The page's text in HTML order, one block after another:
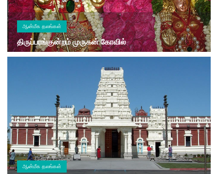
ஆன்மீக தலங்கள்
திருப்பரங்குன்றம் முருகன் கோவில்
ஆன்மீக தலங்கள்